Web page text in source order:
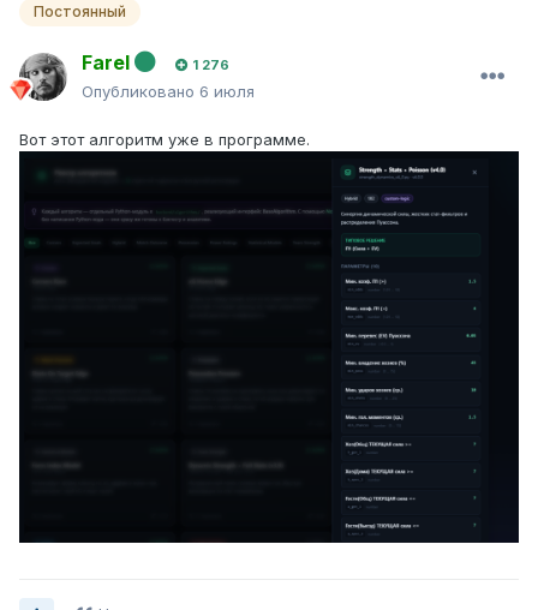
Постоянный
Farel 1 276
Опубликовано 6 июля
Вот этот алгоритм уже в программе.